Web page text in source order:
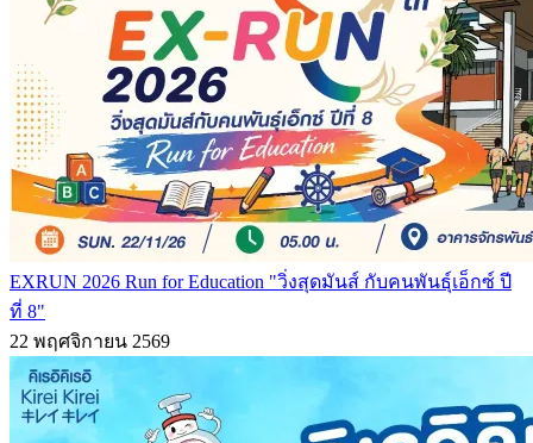
EXRUN 2026 Run for Education "วิ่งสุดมันส์ กับคนพันธุ์เอ็กซ์ ปี
ที่ 8"
22 พฤศจิกายน 2569